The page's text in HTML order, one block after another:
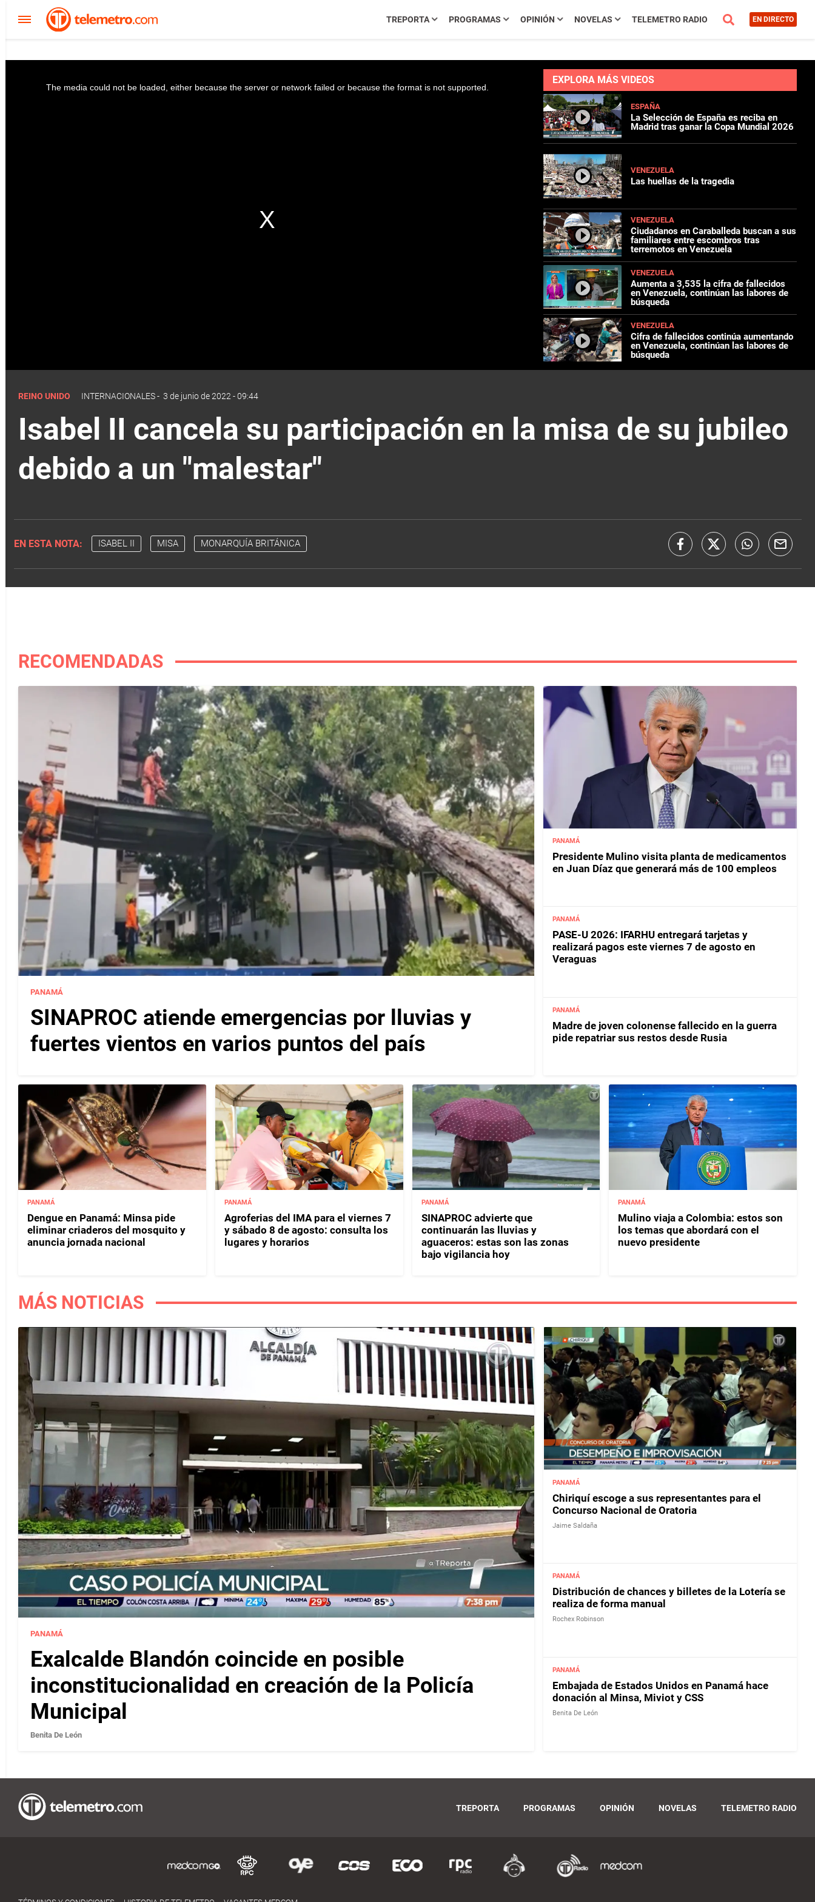
TREPORTA PROGRAMAS OPINIÓN NOVELAS TELEMETRO RADIO EN DIRECTO
The media could not be loaded, either because the server or network failed or because the format is not supported.
EXPLORA MÁS VIDEOS
ESPAÑA
La Selección de España es reciba en
Madrid tras ganar la Copa Mundial 2026
VENEZUELA
Las huellas de la tragedia
VENEZUELA
Ciudadanos en Caraballeda buscan a sus
familiares entre escombros tras
terremotos en Venezuela
VENEZUELA
Aumenta a 3,535 la cifra de fallecidos
en Venezuela, continúan las labores de
búsqueda
VENEZUELA
Cifra de fallecidos continúa aumentando
en Venezuela, continúan las labores de
búsqueda
REINO UNIDO INTERNACIONALES- 3 de junio de 2022 - 09:44
Isabel II cancela su participación en la misa de su jubileo
debido a un "malestar"
EN ESTA NOTA: ISABEL II MISA MONARQUÍA BRITÁNICA
RECOMENDADAS
PANAMÁ
SINAPROC atiende emergencias por lluvias y
fuertes vientos en varios puntos del país
PANAMÁ
Presidente Mulino visita planta de medicamentos
en Juan Díaz que generará más de 100 empleos
PANAMÁ
PASE-U 2026: IFARHU entregará tarjetas y
realizará pagos este viernes 7 de agosto en
Veraguas
PANAMÁ
Madre de joven colonense fallecido en la guerra
pide repatriar sus restos desde Rusia
PANAMÁ
Dengue en Panamá: Minsa pide
eliminar criaderos del mosquito y
anuncia jornada nacional
PANAMÁ
Agroferias del IMA para el viernes 7
y sábado 8 de agosto: consulta los
lugares y horarios
PANAMÁ
SINAPROC advierte que
continuarán las lluvias y
aguaceros: estas son las zonas
bajo vigilancia hoy
PANAMÁ
Mulino viaja a Colombia: estos son
los temas que abordará con el
nuevo presidente
MÁS NOTICIAS
PANAMÁ
Exalcalde Blandón coincide en posible
inconstitucionalidad en creación de la Policía
Municipal
Benita De León
PANAMÁ
Chiriquí escoge a sus representantes para el
Concurso Nacional de Oratoria
Jaime Saldaña
PANAMÁ
Distribución de chances y billetes de la Lotería se
realiza de forma manual
Rochex Robinson
PANAMÁ
Embajada de Estados Unidos en Panamá hace
donación al Minsa, Miviot y CSS
Benita De León
TREPORTA PROGRAMAS OPINIÓN NOVELAS TELEMETRO RADIO